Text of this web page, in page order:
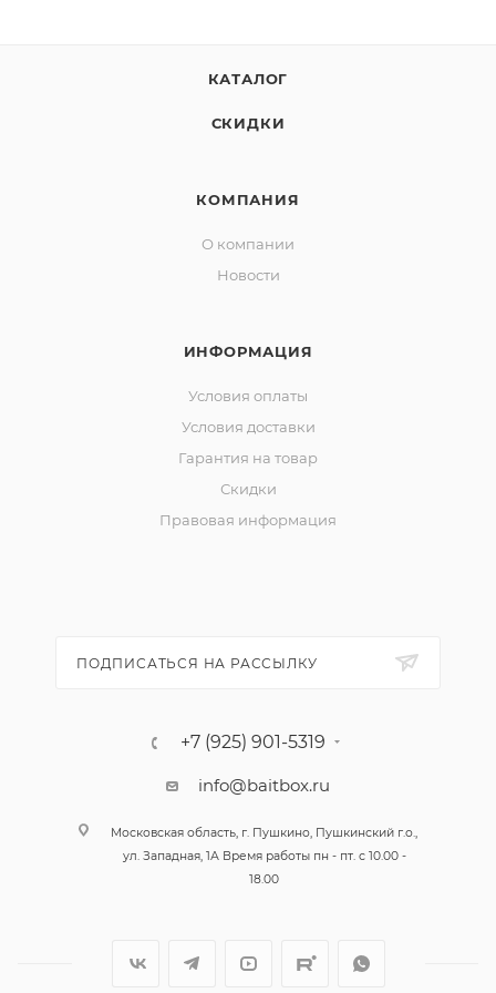
стоит профессионалам, которые ценят контроль над
КАТАЛОГ
СКИДКИ
КОМПАНИЯ
О компании
Новости
ИНФОРМАЦИЯ
Условия оплаты
Условия доставки
Гарантия на товар
Скидки
Правовая информация
ПОДПИСАТЬСЯ НА РАССЫЛКУ
+7 (925) 901-5319
info@baitbox.ru
Московская область, г. Пушкино, Пушкинский г.о.,
ул. Западная, 1А Время работы пн - пт. с 10.00 -
18.00